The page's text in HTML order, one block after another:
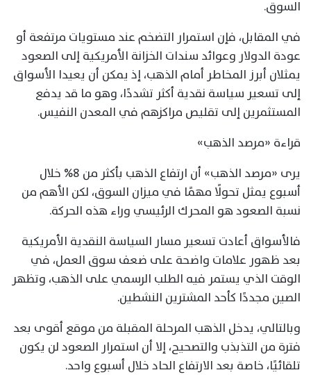
السوق.
في المقابل، فإن استمرار التضخم عند مستويات مرتفعة أو
عودة الدولار وعوائد سندات الخزانة الأمريكية إلى الصعود
يمثلان أبرز المخاطر أمام الذهب، إذ يمكن أن يعيدا الأسواق
إلى تسعير سياسة نقدية أكثر تشددًا، وهو ما قد يدفع
المستثمرين إلى تقليص مراكزهم في المعدن النفيس.
قراءة «مرصد الذهب»
يرى «مرصد الذهب» أن ارتفاع الذهب بأكثر من 8% خلال
أسبوع يمثل تحولًا مهمًا في ميزان السوق، لكن الأهم من
نسبة الصعود هو المحرك الرئيسي وراء هذه الحركة.
فالأسواق أعادت تسعير مسار السياسة النقدية الأمريكية
بعد ظهور علامات واضحة على ضعف سوق العمل، في
الوقت الذي يستمر فيه الطلب الرسمي على الذهب، وتظهر
الصين مجددًا كأحد المشترين النشطين.
وبالتالي، يدخل الذهب المرحلة المقبلة من موقع أقوى بعد
فترة من التذبذب والتصحيح، إلا أن استمرار الصعود لن يكون
تلقائيًا، خاصة بعد الارتفاع الحاد خلال أسبوع واحد.